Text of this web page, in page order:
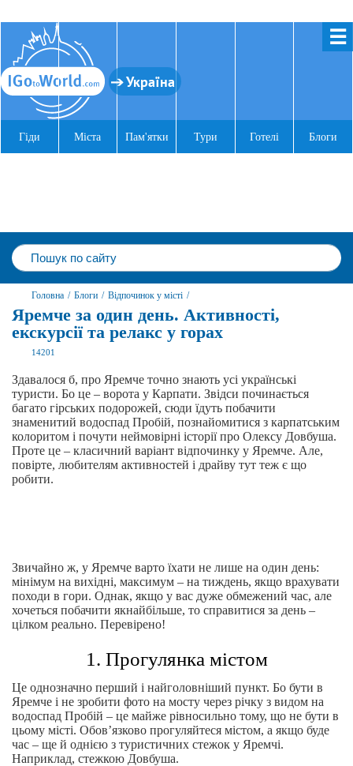
☰
Україна
Гіди Міста Пам'ятки Тури Готелі Блоги
Головна / Блоги / Відпочинок у місті /
Яремче за один день. Активності,
екскурсії та релакс у горах
14201
Здавалося б, про Яремче точно знають усі українські
туристи. Бо це – ворота у Карпати. Звідси починається
багато гірських подорожей, сюди їдуть побачити
знаменитий водоспад Пробій, познайомитися з карпатським
колоритом і почути неймовірні історії про Олексу Довбуша.
Проте це – класичний варіант відпочинку у Яремче. Але,
повірте, любителям активностей і драйву тут теж є що
робити.
Звичайно ж, у Яремче варто їхати не лише на один день:
мінімум на вихідні, максимум – на тиждень, якщо врахувати
походи в гори. Однак, якщо у вас дуже обмежений час, але
хочеться побачити якнайбільше, то справитися за день –
цілком реально. Перевірено!
1. Прогулянка містом
Це однозначно перший і найголовніший пункт. Бо бути в
Яремче і не зробити фото на мосту через річку з видом на
водоспад Пробій – це майже рівносильно тому, що не бути в
цьому місті. Обов’язково прогуляйтеся містом, а якщо буде
час – ще й однією з туристичних стежок у Яремчі.
Наприклад, стежкою Довбуша.